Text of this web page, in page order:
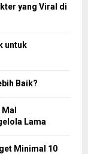
yang Viral di
untuk
Baik?
Mal
Lama
Minimal 10